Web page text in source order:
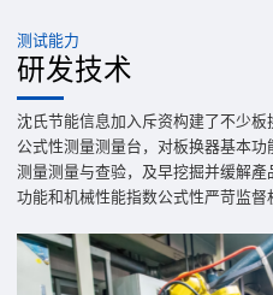
测试能力
研发技术
沈氏节能信息加入斥资构建了不少
公式性测量测量台，对板换器基本
测量测量与查验，及早挖掘并缓解
功能和机械性能指数公式性严苛监督